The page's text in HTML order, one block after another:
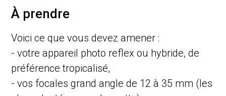
À prendre
Voici ce que vous devez amener :
- votre appareil photo reflex ou hybride, de
préférence tropicalisé,
- vos focales grand angle de 12 à 35 mm (les